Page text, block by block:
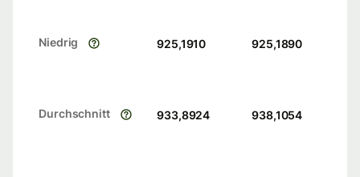
Niedrig 925,1910 925,1890
Durchschnitt 933,8924 938,1054